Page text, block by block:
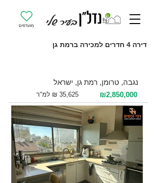
מועדפים
דירה 4 חדרים למכירה ברמת גן
נגבה, טרומן, רמת גן, ישראל
₪2,850,000